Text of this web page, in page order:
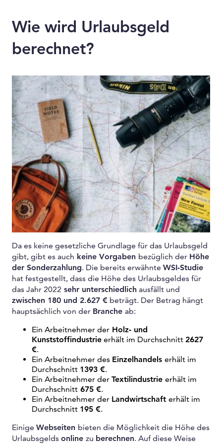
Wie wird Urlaubsgeld
berechnet?
Da es keine gesetzliche Grundlage für das Urlaubsgeld
gibt, gibt es auch keine Vorgaben bezüglich der Höhe
der Sonderzahlung. Die bereits erwähnte WSI-Studie
hat festgestellt, dass die Höhe des Urlaubsgeldes für
das Jahr 2022 sehr unterschiedlich ausfällt und
zwischen 180 und 2.627 € beträgt. Der Betrag hängt
hauptsächlich von der Branche ab:
Ein Arbeitnehmer der Holz- und
Kunststoffindustrie erhält im Durchschnitt 2627
€.
Ein Arbeitnehmer des Einzelhandels erhält im
Durchschnitt 1393 €.
Ein Arbeitnehmer der Textilindustrie erhält im
Durchschnitt 675 €.
Ein Arbeitnehmer der Landwirtschaft erhält im
Durchschnitt 195 €.
Einige Webseiten bieten die Möglichkeit die Höhe des
Urlaubsgelds online zu berechnen. Auf diese Weise